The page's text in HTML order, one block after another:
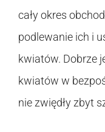
cały okres
podlewanie ich i
kwiatów. Dobrze
kwiatów w
nie zwiędły zbyt